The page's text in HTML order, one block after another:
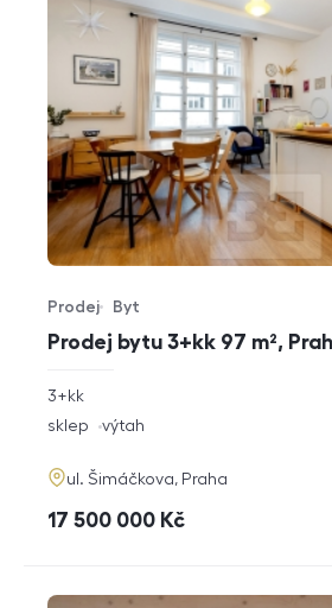
Prodej bytu 3+kk 97 m²,
Typ nabídky
Prodej
Typ nemovitosti
Byt
rozměry
dispozice
3+kk
funkce
sklep výtah
adresa
ul. Šimáčkova, Praha
cena
17 500 000 Kč